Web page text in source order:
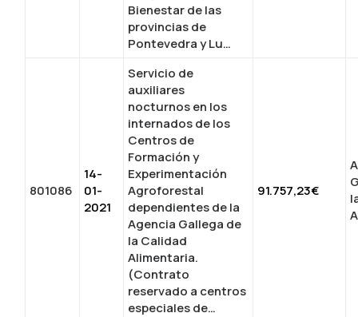
Bienestar de las
provincias de
Pontevedra y Lu…
801086
14-
01-
2021
Servicio de
auxiliares
nocturnos en los
internados de los
Centros de
Formación y
Experimentación
Agroforestal
dependientes de la
Agencia Gallega de
la Calidad
Alimentaria.
(Contrato
reservado a centros
especiales de…
91.757,23€